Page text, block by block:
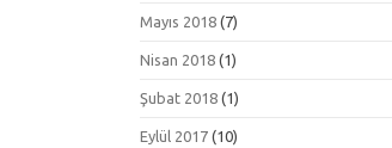
Mayıs 2018 (7)
Nisan 2018 (1)
Şubat 2018 (1)
Eylül 2017 (10)